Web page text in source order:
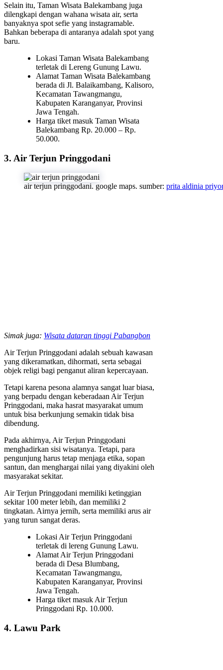
Selain itu, Taman Wisata Balekambang juga
dilengkapi dengan wahana wisata air, serta
banyaknya spot sefie yang instagramable.
Bahkan beberapa di antaranya adalah spot yang
baru.
Lokasi Taman Wisata Balekambang
terletak di Lereng Gunung Lawu.
Alamat Taman Wisata Balekambang
berada di Jl. Balaikambang, Kalisoro,
Kecamatan Tawangmangu,
Kabupaten Karanganyar, Provinsi
Jawa Tengah.
Harga tiket masuk Taman Wisata
Balekambang Rp. 20.000 – Rp.
50.000.
3. Air Terjun Pringgodani
air terjun pringgodani. google maps. sumber: prita aldinia
Simak juga: Wisata dataran tinggi Pabangbon
Air Terjun Pringgodani adalah sebuah kawasan
yang dikeramatkan, dihormati, serta sebagai
objek religi bagi penganut aliran kepercayaan.
Tetapi karena pesona alamnya sangat luar biasa,
yang berpadu dengan keberadaan Air Terjun
Pringgodani, maka hasrat masyarakat umum
untuk bisa berkunjung semakin tidak bisa
dibendung.
Pada akhirnya, Air Terjun Pringgodani
menghadirkan sisi wisatanya. Tetapi, para
pengunjung harus tetap menjaga etika, sopan
santun, dan menghargai nilai yang diyakini oleh
masyarakat sekitar.
Air Terjun Pringgodani memiliki ketinggian
sekitar 100 meter lebih, dan memiliki 2
tingkatan. Airnya jernih, serta memiliki arus air
yang turun sangat deras.
Lokasi Air Terjun Pringgodani
terletak di lereng Gunung Lawu.
Alamat Air Terjun Pringgodani
berada di Desa Blumbang,
Kecamatan Tawangmangu,
Kabupaten Karanganyar, Provinsi
Jawa Tengah.
Harga tiket masuk Air Terjun
Pringgodani Rp. 10.000.
4. Lawu Park